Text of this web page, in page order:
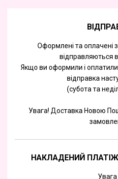
Оформлені та оплачені
відправляються
Якщо ви оформили і
відправка
(субота та
Увага! Доставка Новою
НАКЛАДЕНИЙ
Увага